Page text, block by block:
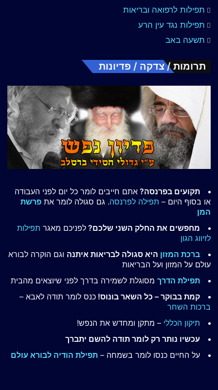
תפילות לרפואה ובריאות
תפילות נגד עין הרע
תשעה באב
תרומות / צדקה / פדיונות
תקועים בפרנסה? אתם חייבים לומר כל יום לפני העבודה
או בסוף היום – תפילה לפרנסה. גם סגולה לומר את פרשת
המן
מחפשים את החלק השני שלכם? לפניכם מאגר תפילות
לזיווג הגון
ברכת המזון היא סגולה לבריאות איתנה וגם הוקרה לבורא
עולם על המזון ועל הבריאות
תפילת הדרך מסוגלת לשמירה בדרך לפני שיוצאים מהבית
קמת בבוקר – כל השאר בונוס! כנס לומר תודה לאבא –
ברכות השחר
תיקון הכללי – מתקן ומחדש את הנפש!
עכשיו נותר רק לומר תודה להשם יתברך
על החיים כנסו לומר בשמחה – תפילת הודיה לבורא עולם